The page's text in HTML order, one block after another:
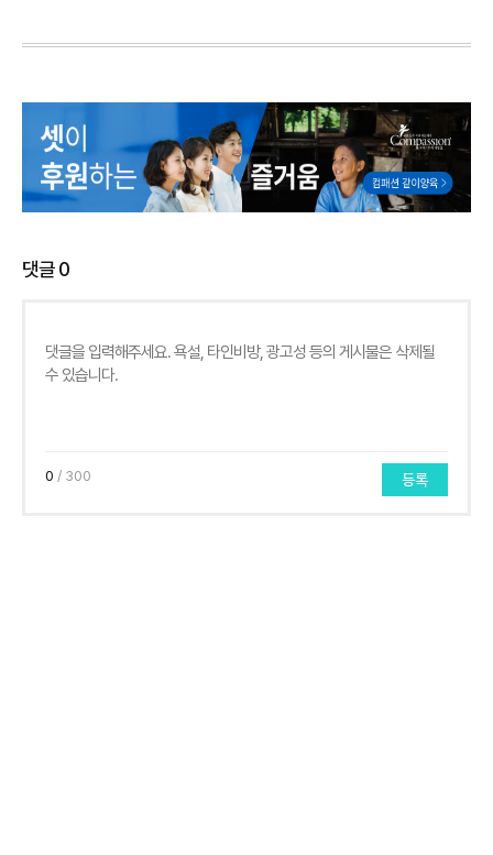
댓글0
0 / 300 등록